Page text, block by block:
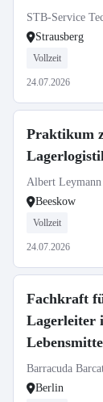
STB-Service
Strausberg
Vollzeit
24.07.2026
Praktikum
Albert
Beeskow
Vollzeit
24.07.2026
Fachkraft
Lagerleiter
Barracuda
Berlin